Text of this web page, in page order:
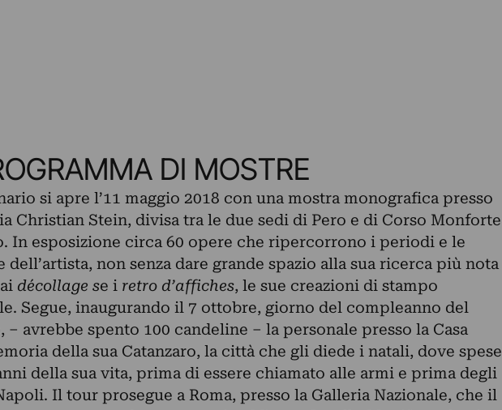
DI MOSTRE
si apre l’11 maggio 2018 con una mostra monografica presso
Christian Stein, divisa tra le due sedi di Pero e di Corso Monforte
In esposizione circa 60 opere che ripercorrono i periodi e le
dell’artista, non senza dare grande spazio alla sua ricerca più nota
décollage se i retro d’affiches, le sue creazioni di stampo
Segue, inaugurando il 7 ottobre, giorno del compleanno del
– avrebbe spento 100 candeline – la personale presso la Casa
della sua Catanzaro, la città che gli diede i natali, dove spese
della sua vita, prima di essere chiamato alle armi e prima degli
Il tour prosegue a Roma, presso la Galleria Nazionale, che il